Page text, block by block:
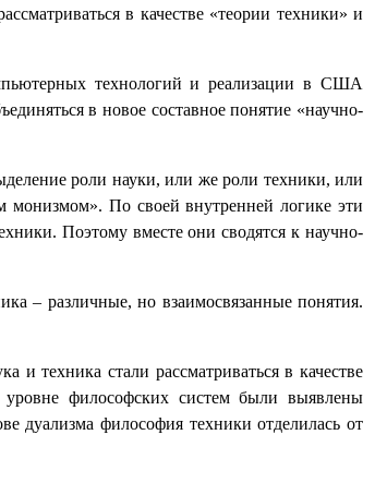
в качестве «теории техники» и
технологий и реализации в США
в новое составное понятие «научно-
роли науки, или же роли техники, или
монизмом». По своей внутренней логике эти
Поэтому вместе они сводятся к научно-
– различные, но взаимосвязанные понятия.
техника стали рассматриваться в качестве
философских систем были выявлены
дуализма философия техники отделилась от